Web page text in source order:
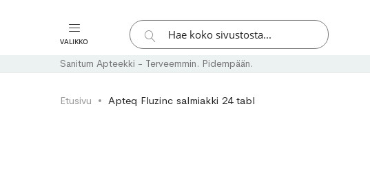
VALIKKO
Hae
Hae
Sanitum Apteekki - Terveemmin. Pidempään.
Etusivu Apteq Fluzinc salmiakki 24 tabl